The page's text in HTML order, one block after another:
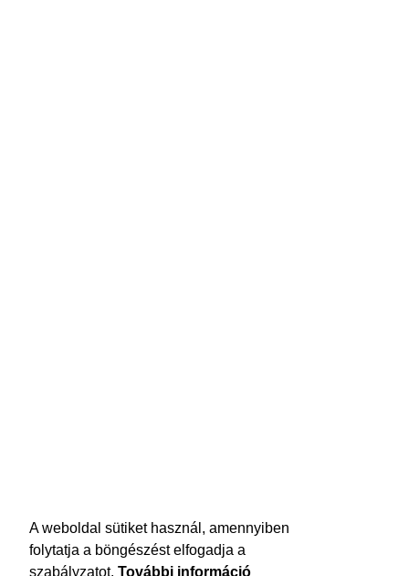
A weboldal sütiket használ, amennyiben
folytatja a böngészést elfogadja a
szabályzatot. További információ